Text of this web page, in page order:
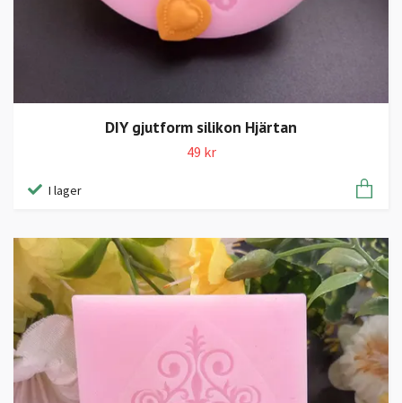
DIY gjutform silikon Hjärtan
49 kr
I lager